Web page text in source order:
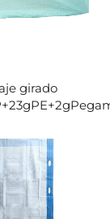
girado